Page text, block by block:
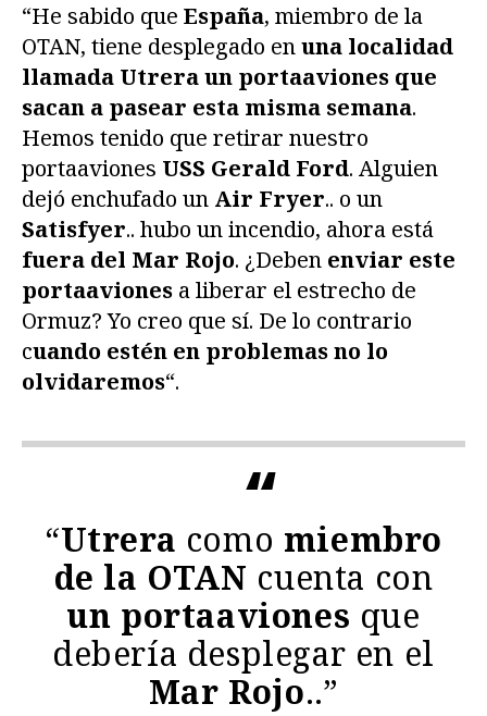
“He sabido que España, miembro de la
OTAN, tiene desplegado enuna localidad
llamada Utreraun portaaviones que
sacan a pasear esta misma semana.
Hemos tenido que retirar nuestro
portaaviones USS Gerald Ford. Alguien
dejó enchufado un Air Fryer.. o un
Satisfyer.. hubo un incendio, ahora está
fuera del Mar Rojo. ¿Deben enviar este
portaaviones a liberar el estrecho de
Ormuz? Yo creo que sí. De lo contrario
cuando estén en problemas no lo
olvidaremos“.
“Utrera como miembro
de la OTAN cuenta con
un portaaviones que
debería desplegar en el
Mar Rojo..”